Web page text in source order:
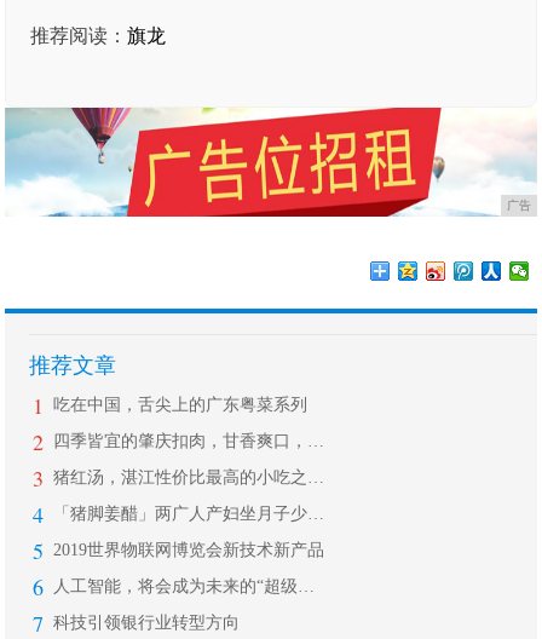
推荐阅读：旗龙
广告
推荐文章
1 吃在中国，舌尖上的广东粤菜系列
2 四季皆宜的肇庆扣肉，甘香爽口，是地方
3 猪红汤，湛江性价比最高的小吃之一，真
4 「猪脚姜醋」两广人产妇坐月子少不了的
5 2019世界物联网博览会新技术新产品
6 人工智能，将会成为未来的“超级风口”
7 科技引领银行业转型方向